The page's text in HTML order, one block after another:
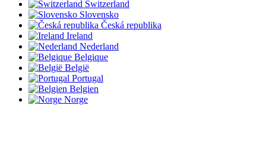
Switzerland
Slovensko
Česká republika
Ireland
Nederland
Belgique
België
Portugal
Belgien
Norge